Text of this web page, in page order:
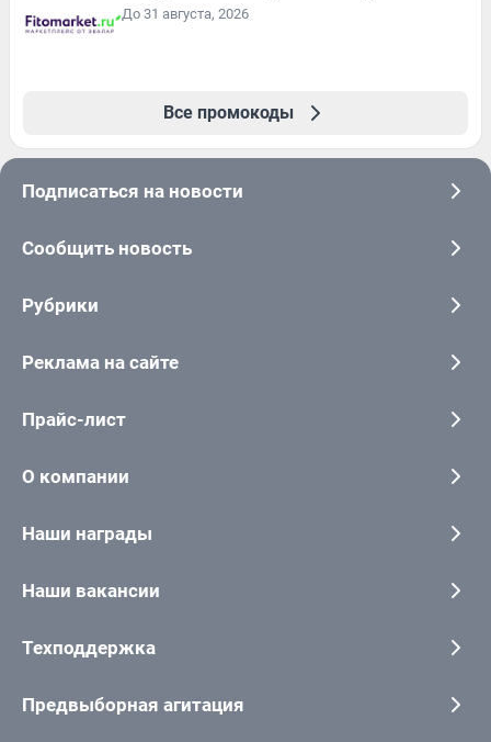
До 31 августа, 2026
Все промокоды
Подписаться на новости
Сообщить новость
Рубрики
Реклама на сайте
Прайс-лист
О компании
Наши награды
Наши вакансии
Техподдержка
Предвыборная агитация